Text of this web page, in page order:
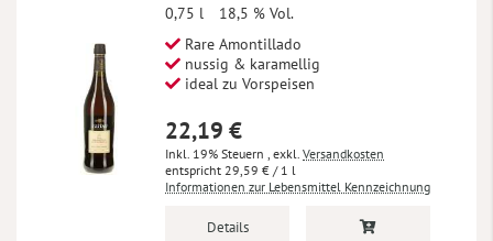
0,75 l
18,5 % Vol.
Rare Amontillado
nussig & karamellig
ideal zu Vorspeisen
22,19 €
Inkl. 19% Steuern , exkl. Versandkosten
29,59 € / 1 l
Informationen zur Lebensmittel Kennzeichnung
Details